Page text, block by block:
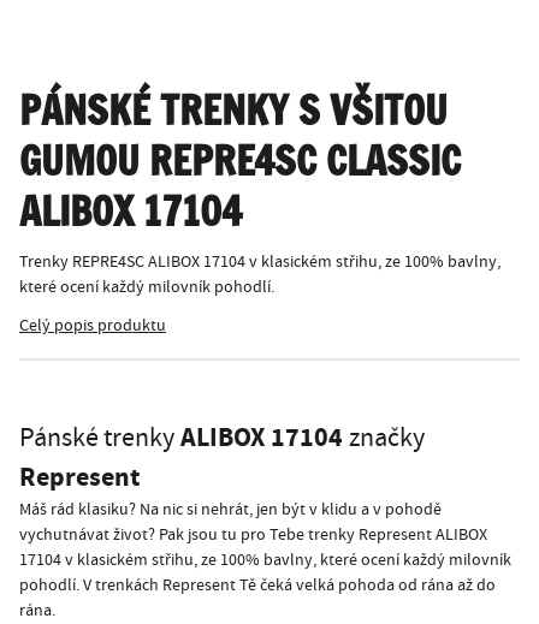
PÁNSKÉ TRENKY S VŠITOU
GUMOU REPRE4SC CLASSIC
ALIBOX 17104
Trenky REPRE4SC ALIBOX 17104 v klasickém střihu, ze 100% bavlny,
které ocení každý milovník pohodlí.
Celý popis produktu
Pánské trenkyALIBOX 17104 značky
Represent
Máš rád klasiku? Na nic si nehrát, jen být v klidu a v pohodě
vychutnávat život? Pak jsou tu pro Tebe trenky Represent ALIBOX
17104 v klasickém střihu, ze 100% bavlny, které ocení každý milovník
pohodlí. V trenkách Represent Tě čeká velká pohoda od rána až do
rána.